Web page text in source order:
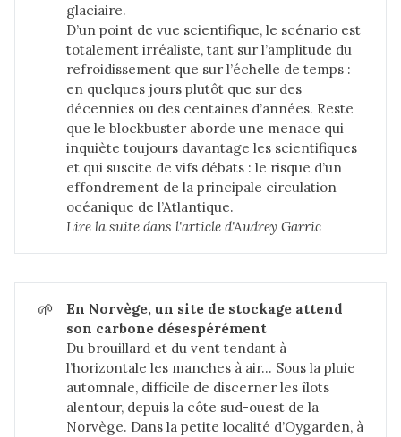
glaciaire.
D’un point de vue scientifique, le scénario est
totalement irréaliste, tant sur l’amplitude du
refroidissement que sur l’échelle de temps :
en quelques jours plutôt que sur des
décennies ou des centaines d’années. Reste
que le blockbuster aborde une menace qui
inquiète toujours davantage les scientifiques
et qui suscite de vifs débats : le risque d’un
effondrement de la principale circulation
océanique de l’Atlantique.
Lire la suite dans l'article d'Audrey Garric
🌱
En Norvège, un site de stockage attend
son carbone désespérément
Du brouillard et du vent tendant à
l’horizontale les manches à air… Sous la pluie
automnale, difficile de discerner les îlots
alentour, depuis la côte sud-ouest de la
Norvège. Dans la petite localité d’Oygarden, à